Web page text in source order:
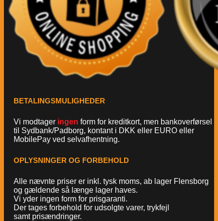
BETALINGSMULIGHEDER
Vi modtager ingen form for kreditkort, men bankoverførsel
til Sydbank/Padborg, kontant i DKK eller EURO eller
MobilePay ved selvafhentning.
OPLYSNINGER OG FORBEHOLD
Alle nævnte priser er inkl. tysk moms, ab lager Flensborg
og gældende så længe lager haves.
Vi yder ingen form for prisgaranti.
Der tages forbehold for udsolgte varer, trykfejl
samt prisændringer.